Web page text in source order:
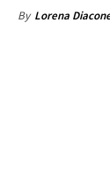
By Lorena